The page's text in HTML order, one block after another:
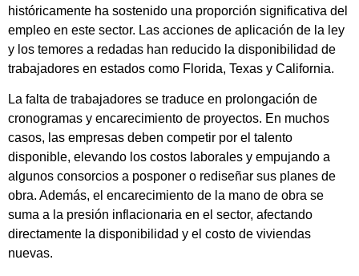
históricamente ha sostenido una proporción significativa del
empleo en este sector. Las acciones de aplicación de la ley
y los temores a redadas han reducido la disponibilidad de
trabajadores en estados como Florida, Texas y California.
La falta de trabajadores se traduce en prolongación de
cronogramas y encarecimiento de proyectos. En muchos
casos, las empresas deben competir por el talento
disponible, elevando los costos laborales y empujando a
algunos consorcios a posponer o rediseñar sus planes de
obra. Además, el encarecimiento de la mano de obra se
suma a la presión inflacionaria en el sector, afectando
directamente la disponibilidad y el costo de viviendas
nuevas.